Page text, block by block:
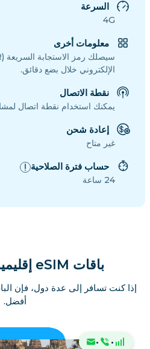
السرعة
4G
معلومات أخرى
الإلكتروني خلال بضع دقائق.
نقطة الاتصال
يمكنك استخدام نقطة اتصال
إعادة شحن
غير متاح
حساب فترة الصلاحية
24 ساعة
باقات eSIM إقليمية بأسعار أوفر
إذا كنت تسافر إلى عدة دول، فإن
أفضل.
·
·